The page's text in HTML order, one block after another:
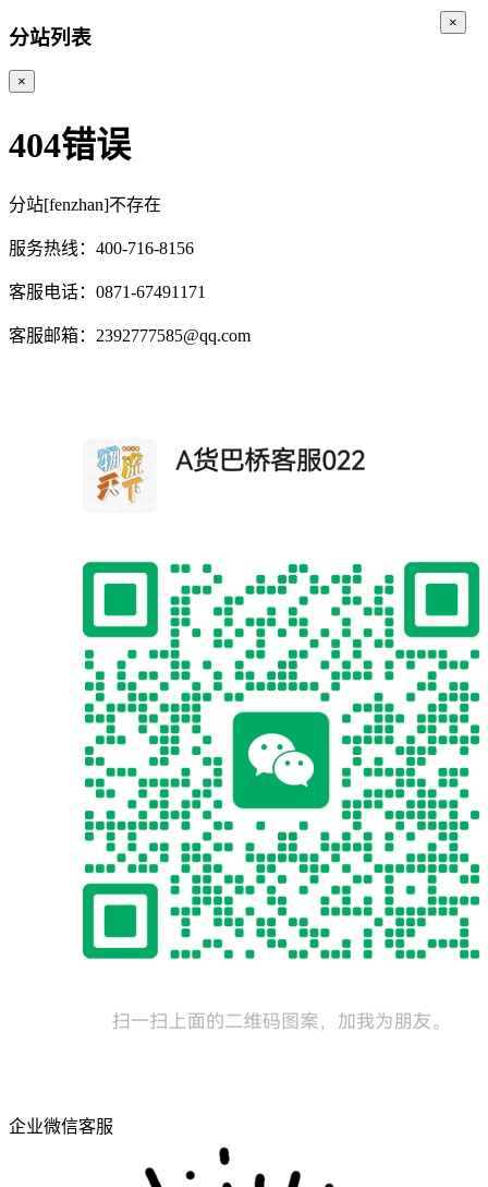
分站列表
×
404错误
分站[fenzhan]不存在
服务热线：400-716-8156
客服电话：0871-67491171
客服邮箱：2392777585@qq.com
企业微信客服
×